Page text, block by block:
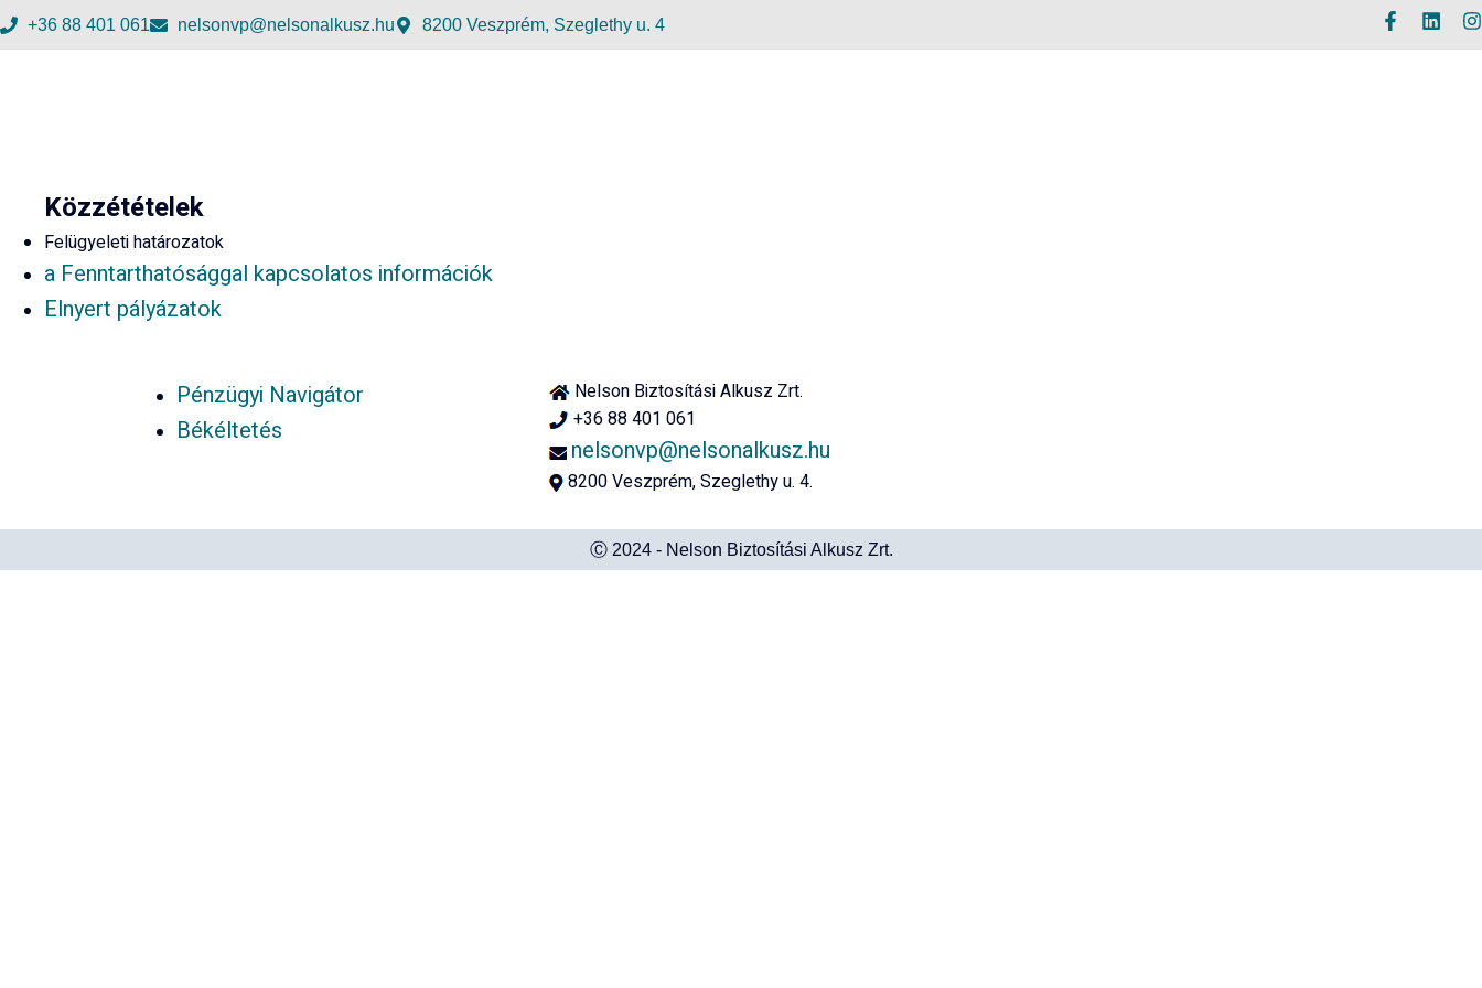
+36 88 401 061 nelsonvp@nelsonalkusz.hu 8200 Veszprém, Szeglethy u. 4
Közzétételek
Felügyeleti határozatok
a Fenntarthatósággal kapcsolatos információk
Elnyert pályázatok
Pénzügyi Navigátor
Békéltetés
Nelson Biztosítási Alkusz Zrt.
+36 88 401 061
nelsonvp@nelsonalkusz.hu
8200 Veszprém, Szeglethy u. 4.
Ⓒ 2024 - Nelson Biztosítási Alkusz Zrt.